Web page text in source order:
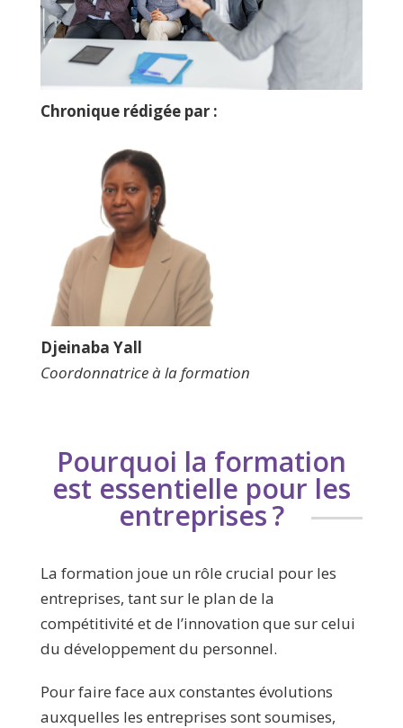
Chronique rédigée par :
Djeinaba Yall
Coordonnatrice à la formation
Pourquoi la formation
est essentielle pour les
entreprises ?
La formation joue un rôle crucial pour les
entreprises, tant sur le plan de la
compétitivité et de l’innovation que sur celui
du développement du personnel.
Pour faire face aux constantes évolutions
auxquelles les entreprises sont soumises,